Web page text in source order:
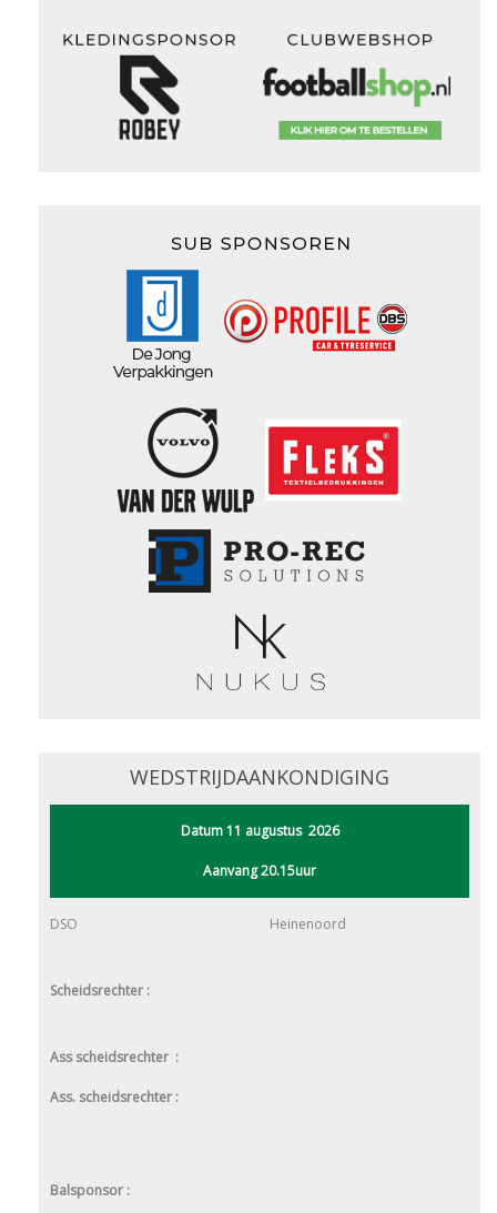
WEDSTRIJDAANKONDIGING
Datum 11 augustus 2026
Aanvang 20.15uur
DSO Heinenoord
Scheidsrechter :
Ass scheidsrechter :
Ass. scheidsrechter :
Balsponsor :